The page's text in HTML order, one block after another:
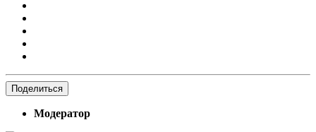
Поделиться
Модератор